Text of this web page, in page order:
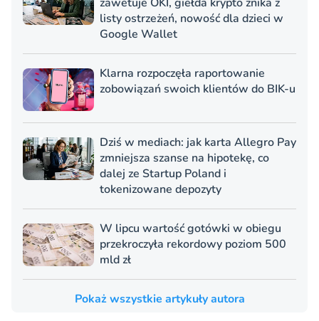
listy ostrzeżeń, nowość dla dzieci w
Google Wallet
Klarna rozpoczęła raportowanie
zobowiązań swoich klientów do BIK-u
Dziś w mediach: jak karta Allegro Pay
zmniejsza szanse na hipotekę, co
dalej ze Startup Poland i
tokenizowane depozyty
W lipcu wartość gotówki w obiegu
przekroczyła rekordowy poziom 500
mld zł
Pokaż wszystkie artykuły autora